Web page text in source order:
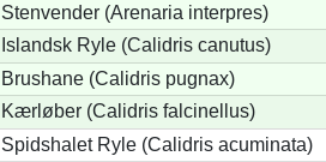
Stenvender (Arenaria interpres)
Islandsk Ryle (Calidris canutus)
Brushane (Calidris pugnax)
Kærløber (Calidris falcinellus)
Spidshalet Ryle (Calidris acuminata)